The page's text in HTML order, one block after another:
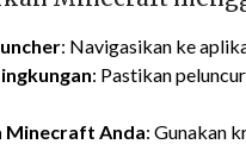
: Navigasikan ke
: Pastikan
Minecraft Anda: Gunakan